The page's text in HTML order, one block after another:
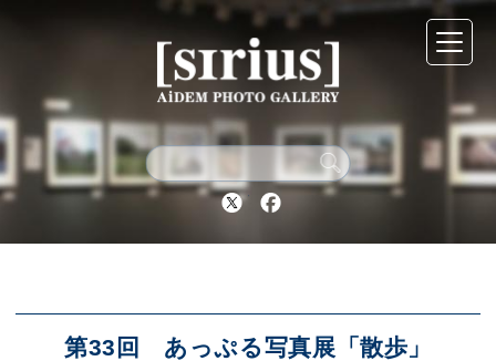
Twitter Facebook
第33回 あっぷる写真展「散歩」
シリウスについて
展示スケジュール
アクセス